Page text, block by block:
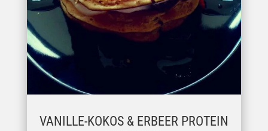
VANILLE-KOKOS & ERBEER PROTEIN